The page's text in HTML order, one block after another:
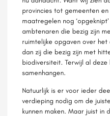
provincies tot gemeenten
maatregelen nog
ambtenaren die bezig zijn
ruimtelijke opgaven over
dan zij die bezig zijn met
biodiversiteit. Terwijl al
samenhangen.
Natuurlijk is er voor ieder
verdieping nodig om de
kunnen maken. Maar juist in